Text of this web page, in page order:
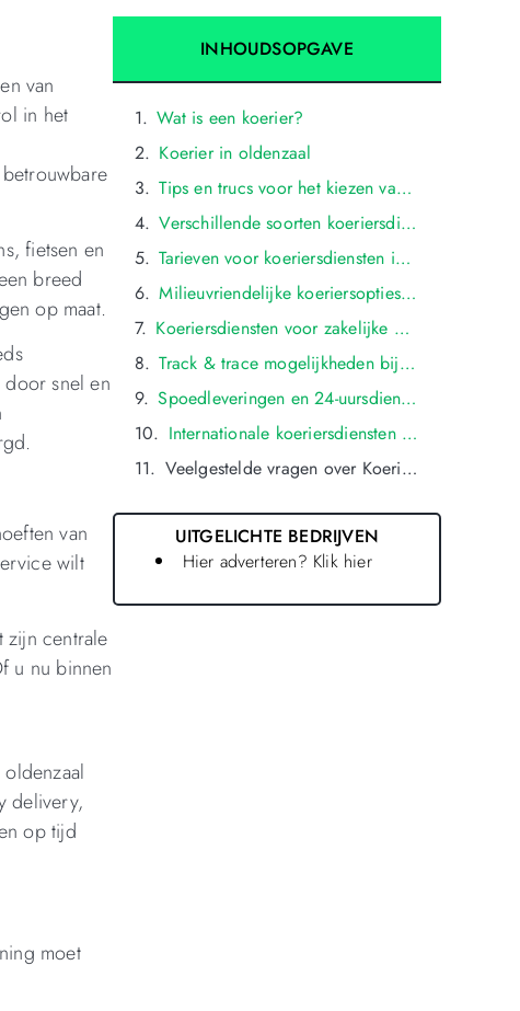
van
in het
fietsen en
breed
op maat.
snel en
van
wilt
zijn centrale
u nu binnen
delivery,
op tijd
moet
INHOUDSOPGAVE
Wat is een koerier?
Koerier in oldenzaal
Tips en trucs voor het kiezen van een koeriersdienst
Verschillende soorten koeriersdiensten in oldenzaal
Tarieven voor koeriersdiensten in oldenzaal
Milieuvriendelijke koeriersopties in oldenzaal
Koeriersdiensten voor zakelijke behoeften in oldenzaal
Track & trace mogelijkheden bij koeriers in oldenzaal
Spoedleveringen en 24-uursdiensten bij koeriers in oldenzaal
Internationale koeriersdiensten vanuit oldenzaal
Veelgestelde vragen over Koerier in oldenzaal
UITGELICHTE BEDRIJVEN
Hier adverteren? Klik hier